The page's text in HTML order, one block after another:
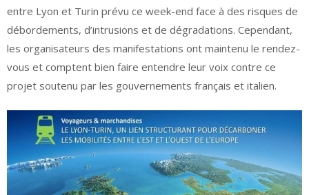
entre Lyon et Turin prévu ce week-end face à des risques de
débordements, d’intrusions et de dégradations. Cependant,
les organisateurs des manifestations ont maintenu le rendez-
vous et comptent bien faire entendre leur voix contre ce
projet soutenu par les gouvernements français et italien.